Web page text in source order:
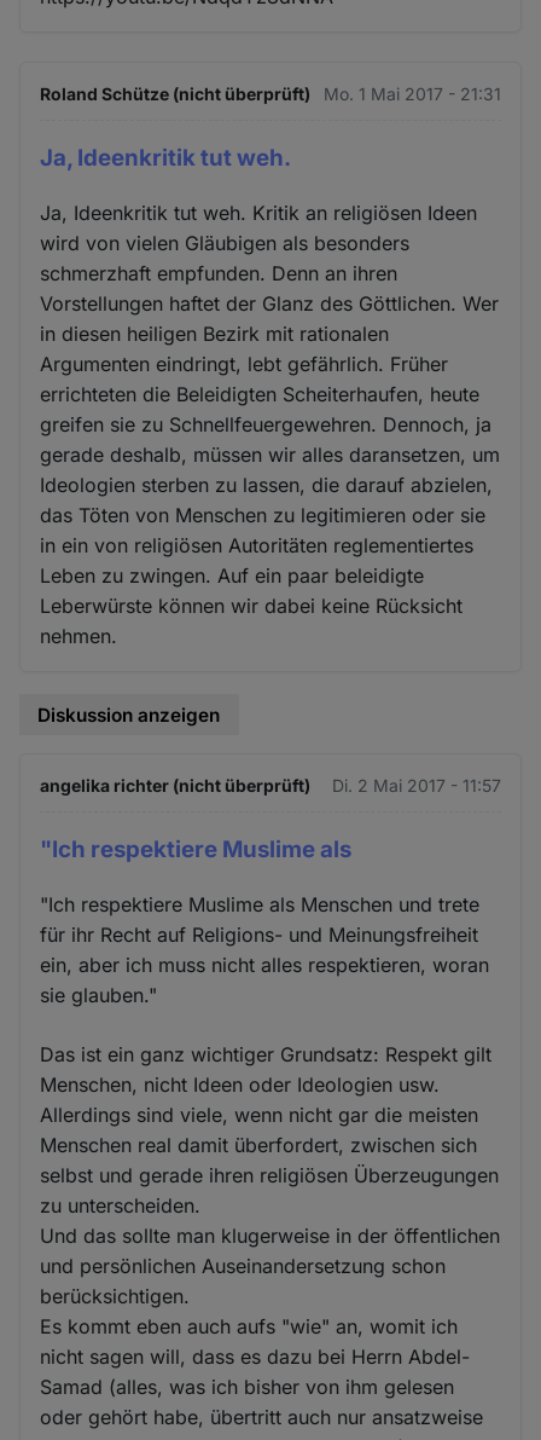
Roland Schütze (nicht überprüft) Mo. 1 Mai 2017 - 21:31
Ja, Ideenkritik tut weh.
Ja, Ideenkritik tut weh. Kritik an religiösen Ideen
wird von vielen Gläubigen als besonders
schmerzhaft empfunden. Denn an ihren
Vorstellungen haftet der Glanz des Göttlichen. Wer
in diesen heiligen Bezirk mit rationalen
Argumenten eindringt, lebt gefährlich. Früher
errichteten die Beleidigten Scheiterhaufen, heute
greifen sie zu Schnellfeuergewehren. Dennoch, ja
gerade deshalb, müssen wir alles daransetzen, um
Ideologien sterben zu lassen, die darauf abzielen,
das Töten von Menschen zu legitimieren oder sie
in ein von religiösen Autoritäten reglementiertes
Leben zu zwingen. Auf ein paar beleidigte
Leberwürste können wir dabei keine Rücksicht
nehmen.
Diskussion anzeigen
angelika richter (nicht überprüft) Di. 2 Mai 2017 - 11:57
"Ich respektiere Muslime als
"Ich respektiere Muslime als Menschen und trete
für ihr Recht auf Religions- und Meinungsfreiheit
ein, aber ich muss nicht alles respektieren, woran
sie glauben."
Das ist ein ganz wichtiger Grundsatz: Respekt gilt
Menschen, nicht Ideen oder Ideologien usw.
Allerdings sind viele, wenn nicht gar die meisten
Menschen real damit überfordert, zwischen sich
selbst und gerade ihren religiösen Überzeugungen
zu unterscheiden.
Und das sollte man klugerweise in der öffentlichen
und persönlichen Auseinandersetzung schon
berücksichtigen.
Es kommt eben auch aufs "wie" an, womit ich
nicht sagen will, dass es dazu bei Herrn Abdel-
Samad (alles, was ich bisher von ihm gelesen
oder gehört habe, übertritt auch nur ansatzweise